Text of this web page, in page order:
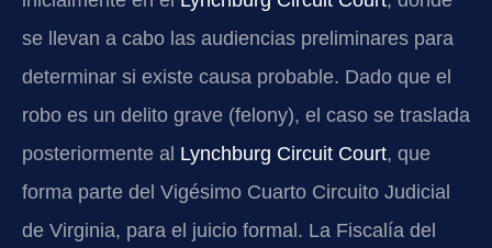
se llevan a cabo las audiencias preliminares para
determinar si existe causa probable. Dado que el
robo es un delito grave (felony), el caso se traslada
posteriormente al Lynchburg Circuit Court, que
forma parte del Vigésimo Cuarto Circuito Judicial
de Virginia, para el juicio formal. La Fiscalía del